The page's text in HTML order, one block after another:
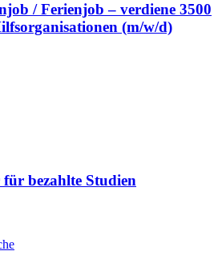
/ Ferienjob – verdiene 3500
(m/w/d)
bezahlte Studien